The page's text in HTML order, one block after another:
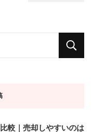
較｜売却しやすいのは